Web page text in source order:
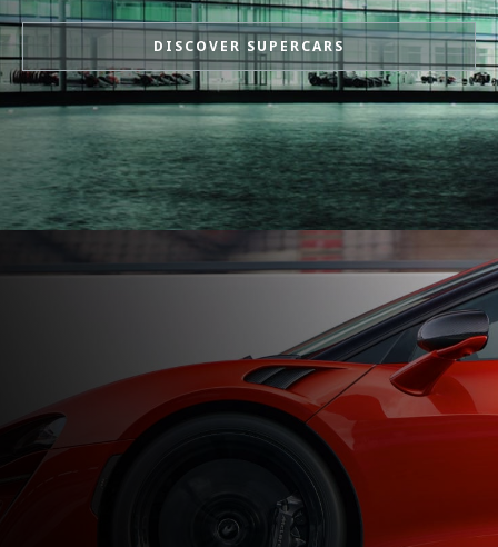
Maximum Power 815PS (804bhp)
Maximum Torque 800Nm (590lb-ft)
Engine Capacity 3,994cc
Type V8, 4.0L
Twin Electrically-
DISCOVER SUPERCARS